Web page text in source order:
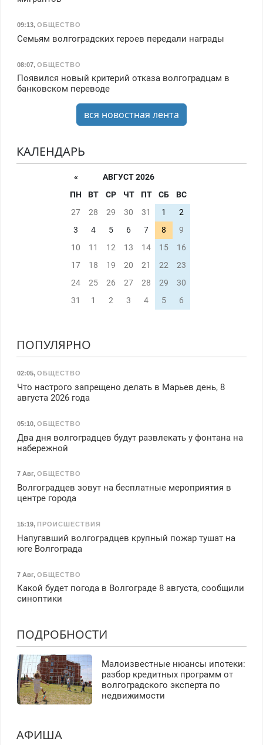
09:13, ОБЩЕСТВО
Семьям волгоградских героев передали награды
08:07, ОБЩЕСТВО
Появился новый критерий отказа волгоградцам в
банковском переводе
вся новостная лента
КАЛЕНДАРЬ
«
АВГУСТ 2026
ПН
ВТ СР ЧТ ПТ СБ
ВС
27
28 29 30 31 1
2
3
4 5 6 7 8
9
10
11 12 13 14 15
16
17
18 19 20 21 22
23
24
25 26 27 28 29
30
31
1 2 3 4 5 6
ПОПУЛЯРНО
02:05, ОБЩЕСТВО
Что настрого запрещено делать в Марьев день, 8
августа 2026 года
05:10, ОБЩЕСТВО
Два дня волгоградцев будут развлекать у фонтана на
набережной
7 Авг, ОБЩЕСТВО
Волгоградцев зовут на бесплатные мероприятия в
центре города
15:19, ПРОИСШЕСТВИЯ
Напугавший волгоградцев крупный пожар тушат на
юге Волгограда
7 Авг, ОБЩЕСТВО
Какой будет погода в Волгограде 8 августа, сообщили
синоптики
ПОДРОБНОСТИ
Малоизвестные нюансы ипотеки:
разбор кредитных программ от
волгоградского эксперта по
недвижимости
АФИША